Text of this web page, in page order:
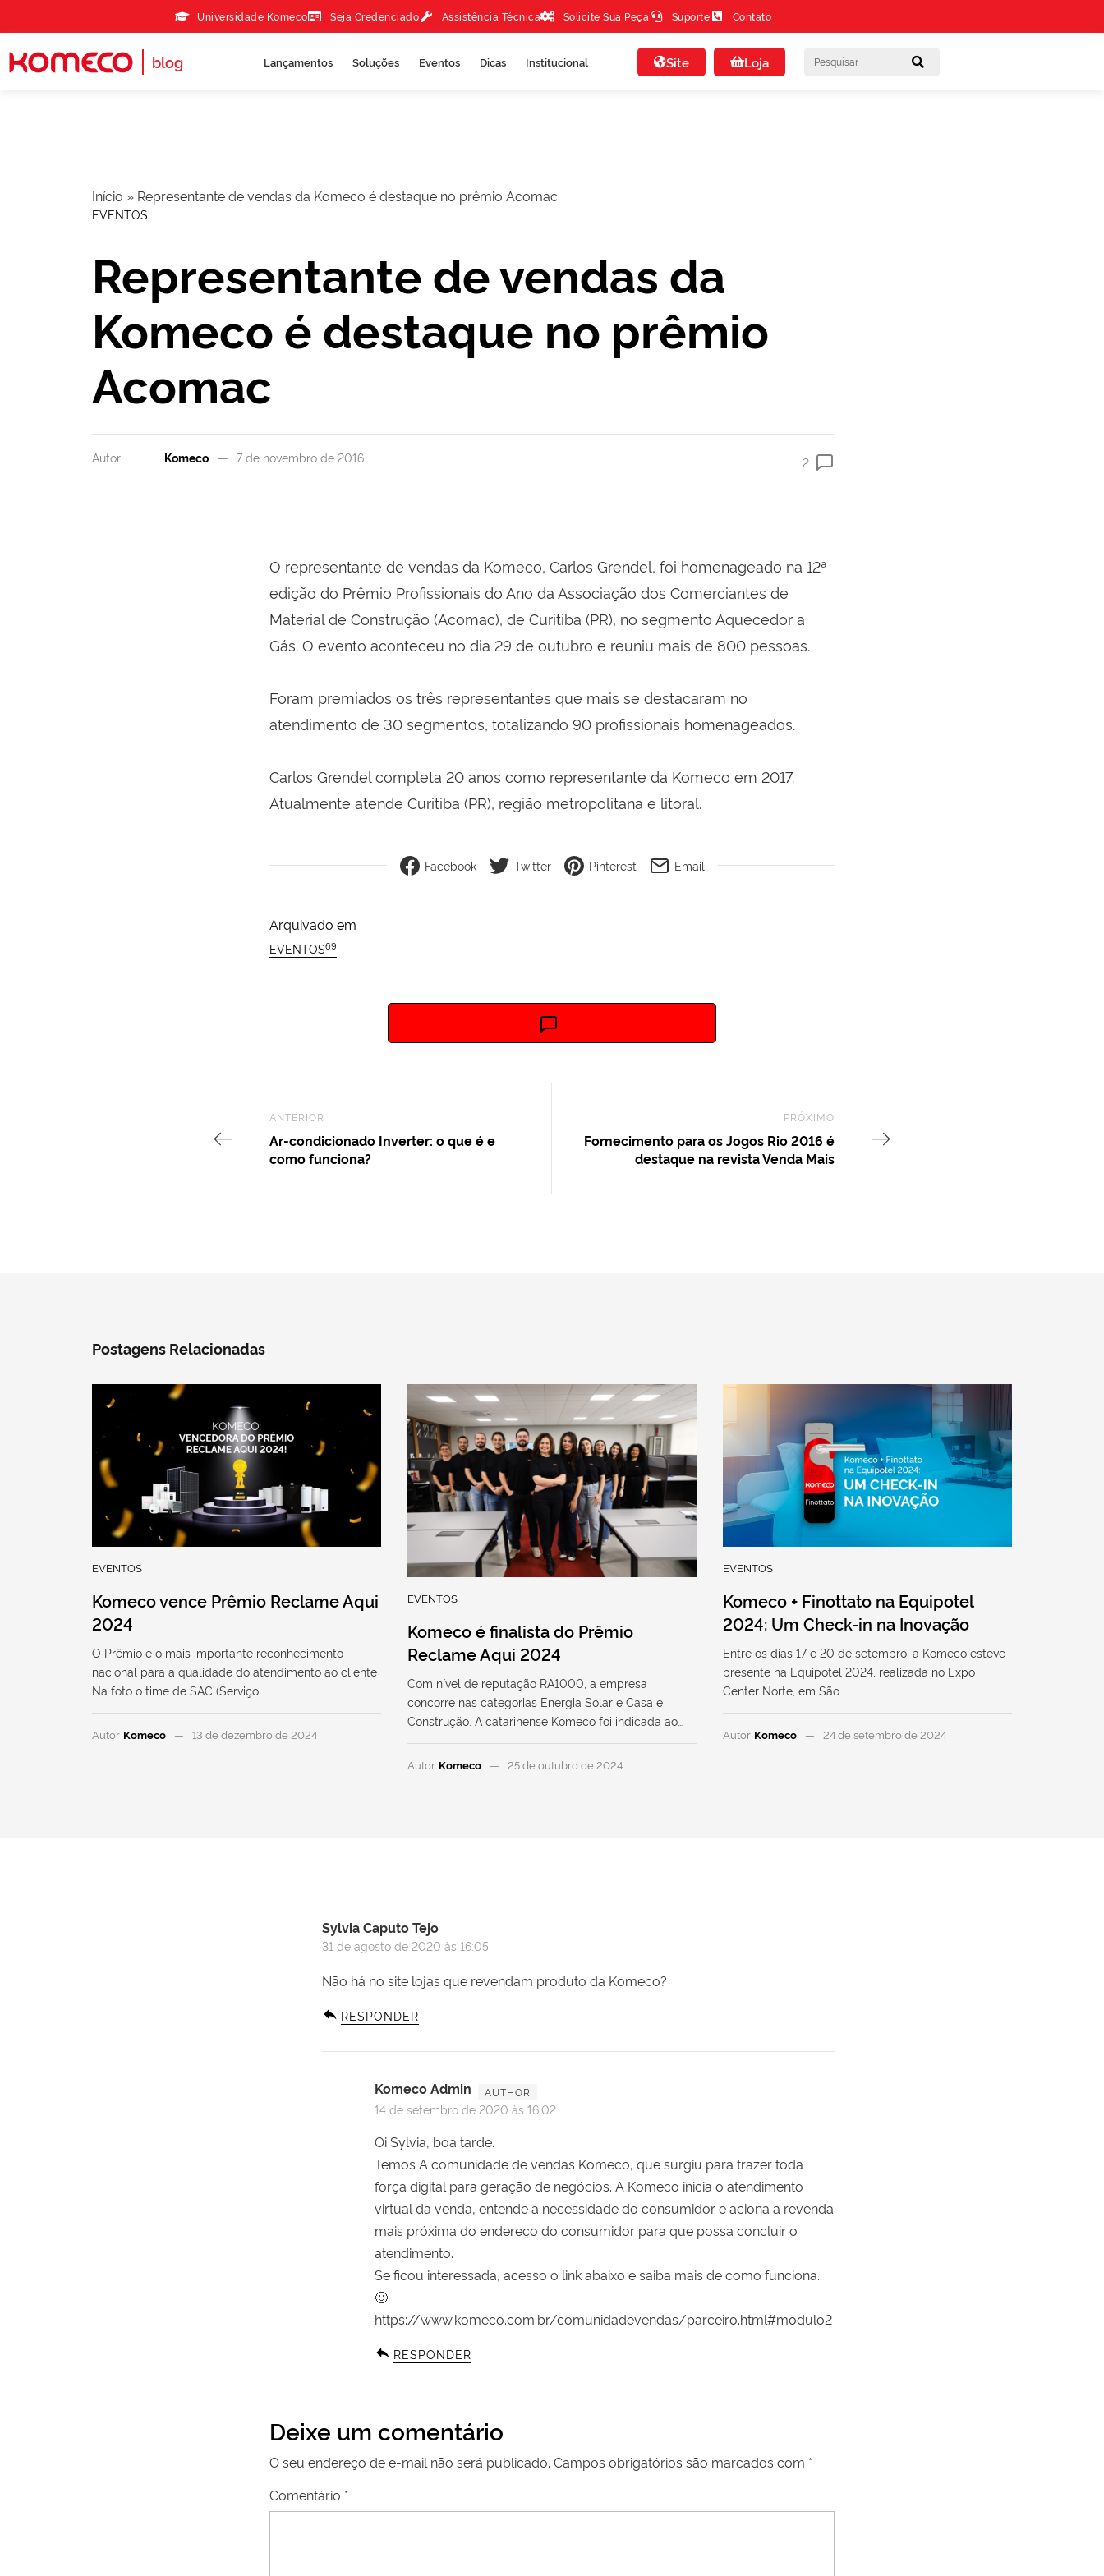
Universidade Komeco Seja Credenciado Assistência Técnica Solicite Sua Peça Suporte Contato
blog Lançamentos Soluções Eventos Dicas Institucional Site Loja
Início » Representante de vendas da Komeco é destaque no prêmio Acomac
EVENTOS
Representante de vendas da
Komeco é destaque no prêmio
Acomac
Autor Komeco 7 de novembro de 2016 2
O representante de vendas da Komeco, Carlos Grendel, foi homenageado na 12ª
edição do Prêmio Profissionais do Ano da Associação dos Comerciantes de
Material de Construção (Acomac), de Curitiba (PR), no segmento Aquecedor a
Gás. O evento aconteceu no dia 29 de outubro e reuniu mais de 800 pessoas.
Foram premiados os três representantes que mais se destacaram no
atendimento de 30 segmentos, totalizando 90 profissionais homenageados.
Carlos Grendel completa 20 anos como representante da Komeco em 2017.
Atualmente atende Curitiba (PR), região metropolitana e litoral.
Facebook Twitter Pinterest Email
Arquivado em
EVENTOS69
Previous Post
ANTERIOR
Ar-condicionado Inverter: o que é e
como funciona?
PRÓXIMO
Fornecimento para os Jogos Rio 2016 é
destaque na revista Venda Mais
Postagens Relacionadas
EVENTOS
Komeco vence Prêmio Reclame Aqui
2024
O Prêmio é o mais importante reconhecimento
nacional para a qualidade do atendimento ao cliente
Na foto o time de SAC (Serviço…
Autor Komeco 13 de dezembro de 2024
EVENTOS
Komeco é finalista do Prêmio
Reclame Aqui 2024
Com nível de reputação RA1000, a empresa
concorre nas categorias Energia Solar e Casa e
Construção. A catarinense Komeco foi indicada ao…
Autor Komeco 25 de outubro de 2024
EVENTOS
Komeco + Finottato na Equipotel
2024: Um Check-in na Inovação
Entre os dias 17 e 20 de setembro, a Komeco esteve
presente na Equipotel 2024, realizada no Expo
Center Norte, em São…
Autor Komeco 24 de setembro de 2024
Sylvia Caputo Tejo
31 de agosto de 2020 às 16:05
Não há no site lojas que revendam produto da Komeco?
RESPONDER
Komeco Admin
14 de setembro de 2020 às 16:02
Oi Sylvia, boa tarde.
Temos A comunidade de vendas Komeco, que surgiu para trazer toda
força digital para geração de negócios. A Komeco inicia o atendimento
virtual da venda, entende a necessidade do consumidor e aciona a revenda
mais próxima do endereço do consumidor para que possa concluir o
atendimento.
Se ficou interessada, acesso o link abaixo e saiba mais de como funciona.
🙂
https://www.komeco.com.br/comunidadevendas/parceiro.html#modulo2
RESPONDER
Deixe um comentário
O seu endereço de e-mail não será publicado. Campos obrigatórios são marcados com *
Comentário *